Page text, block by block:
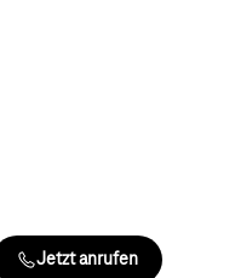
Jetzt anrufen